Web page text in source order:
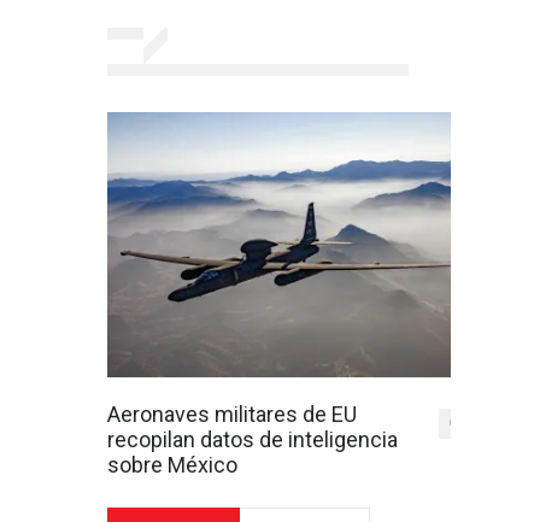
Aeronaves militares de EU
recopilan datos de inteligencia
sobre México
0